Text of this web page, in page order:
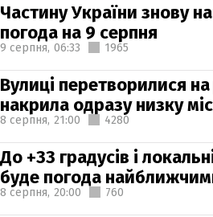
Частину України знову
погода на 9 серпня
9 серпня, 06:33 1965
Вулиці перетворилися
накрила одразу низку
8 серпня, 21:00 4280
До +33 градусів і
буде погода
8 серпня, 20:00 760